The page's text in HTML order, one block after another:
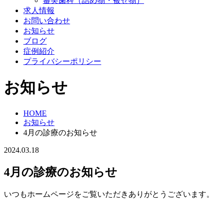
求人情報
お問い合わせ
お知らせ
ブログ
症例紹介
プライバシーポリシー
お知らせ
HOME
お知らせ
4月の診療のお知らせ
2024.03.18
4月の診療のお知らせ
いつもホームページをご覧いただきありがとうございます。